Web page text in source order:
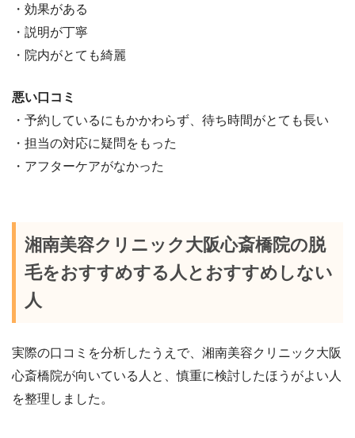
・効果がある
・説明が丁寧
・院内がとても綺麗
悪い口コミ
・予約しているにもかかわらず、待ち時間がとても長い
・担当の対応に疑問をもった
・アフターケアがなかった
湘南美容クリニック大阪心斎橋院の脱
毛をおすすめする人とおすすめしない
人
実際の口コミを分析したうえで、湘南美容クリニック大阪
心斎橋院が向いている人と、慎重に検討したほうがよい人
を整理しました。